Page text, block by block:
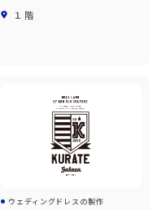
１階
ウェディングドレスの製作